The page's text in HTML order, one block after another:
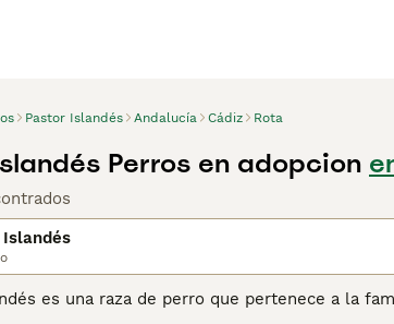
Pastor Islandés Andalucía Cádiz Rota
Perros en adopcion
es una raza de perro que pertenece a la